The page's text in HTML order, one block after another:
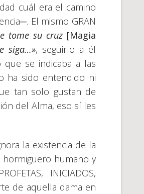
cuál era el camino
El mismo GRAN
tome su cruz [Magia
siga…», seguirlo a él
que se indicaba a las
ha sido entendido ni
tan solo gustan de
del Alma, eso sí les
la existencia de la
hormiguero humano y
INICIADOS,
de aquella dama en